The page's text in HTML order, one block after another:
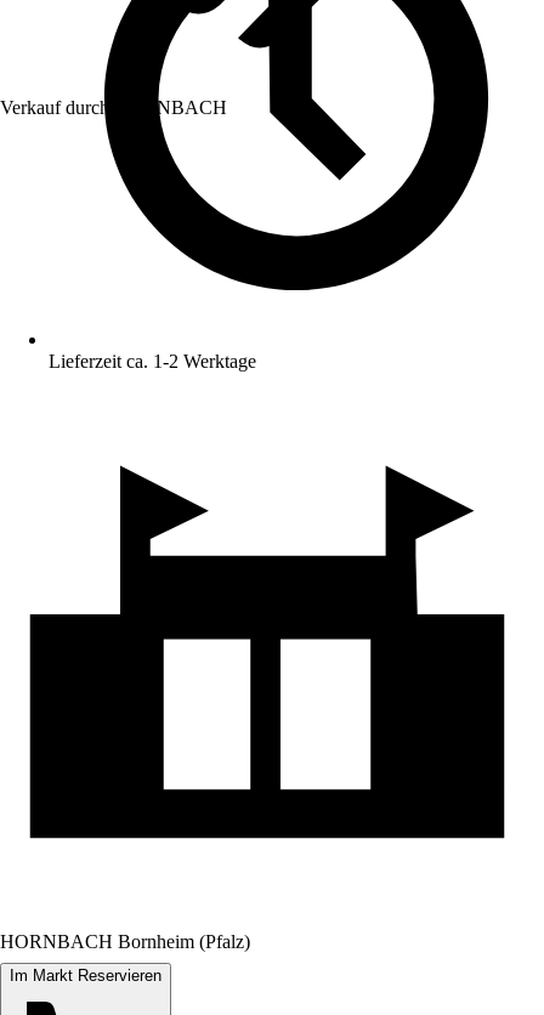
Verkauf durch: HORNBACH
Lieferzeit ca. 1-2 Werktage
HORNBACH Bornheim (Pfalz)
Im Markt Reservieren